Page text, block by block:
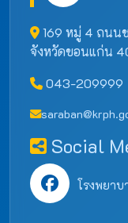
169 หมู่ 4 ถนนช
จังหวัดขอนแก่น
043-209999
Social
โรงพยาบ